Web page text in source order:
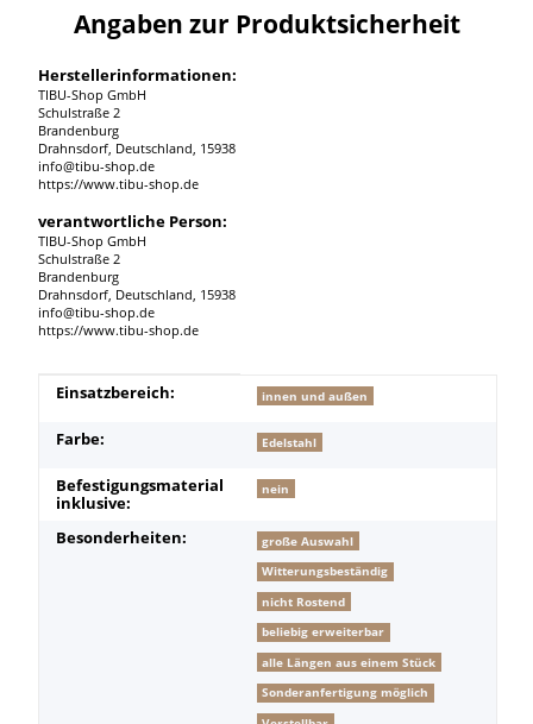
Angaben zur Produktsicherheit
Herstellerinformationen:
TIBU-Shop GmbH
Schulstraße 2
Brandenburg
Drahnsdorf, Deutschland, 15938
info@tibu-shop.de
https://www.tibu-shop.de
verantwortliche Person:
TIBU-Shop GmbH
Schulstraße 2
Brandenburg
Drahnsdorf, Deutschland, 15938
info@tibu-shop.de
https://www.tibu-shop.de
Produkteigenschaft
Wert
Einsatzbereich: innen und außen
Farbe: Edelstahl
Befestigungsmaterial
inklusive:
nein
Besonderheiten:
große Auswahl
Witterungsbeständig
nicht Rostend
beliebig erweiterbar
alle Längen aus einem Stück
Sonderanfertigung möglich